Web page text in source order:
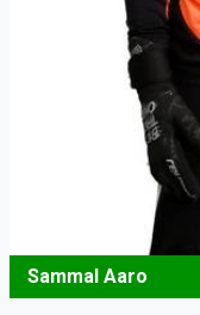
Sammal Aaro